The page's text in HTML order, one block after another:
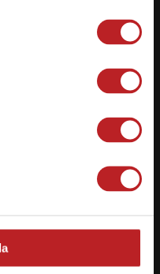
Dina köp är alltid